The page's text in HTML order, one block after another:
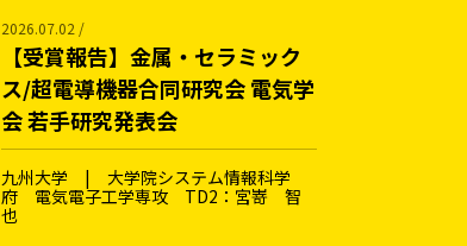
2026.07.02 /
【受賞報告】金属・セラミック
ス/超電導機器合同研究会 電気学
会 若手研究発表会
九州大学 | 大学院システム情報科学
府 電気電子工学専攻 TD2：宮嵜 智
也